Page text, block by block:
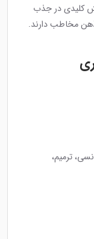
کلیدی در جذب
مخاطب دارند.
ترمیم،